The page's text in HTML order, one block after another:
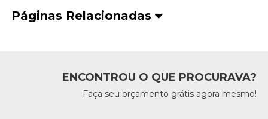
Páginas Relacionadas
ENCONTROU O QUE PROCURAVA?
Faça seu orçamento grátis agora mesmo!